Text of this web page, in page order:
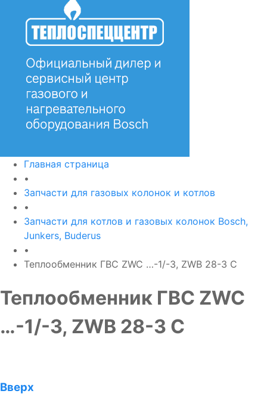
Главная страница
•
Запчасти для газовых колонок и котлов
•
Запчасти для котлов и газовых колонок Bosch,
Junkers, Buderus
•
Теплообменник ГВС ZWC …-1/-3, ZWB 28-3 C
Теплообменник ГВС ZWC
…-1/-3, ZWB 28-3 C
Вверх